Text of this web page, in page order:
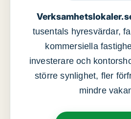
tusentals hyresvärdar,
kommersiella
investerare och
större synlighet, fler
mindre